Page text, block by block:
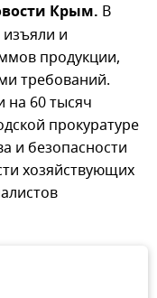
Крым. В
и
продукции,
требований.
60 тысяч
прокуратуре
и безопасности
хозяйствующих